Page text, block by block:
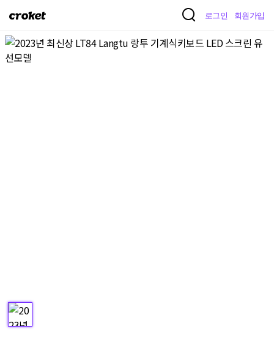
크
켓
로그인 회원가입